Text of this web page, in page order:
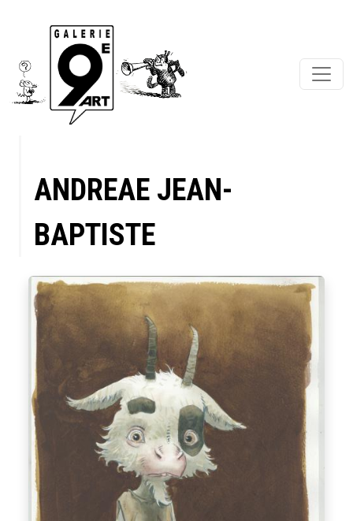
ANDREAE JEAN-
BAPTISTE